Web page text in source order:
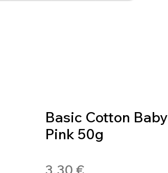
Basic Cotton Baby
Pink 50g